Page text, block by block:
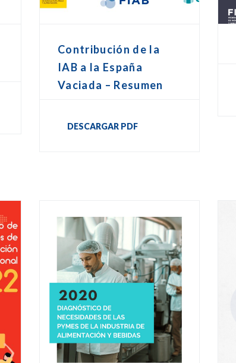
Contribución de la
IAB a la España
Vaciada – Resumen
DESCARGAR PDF